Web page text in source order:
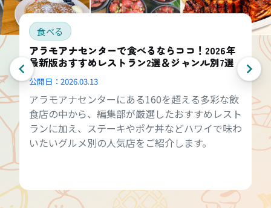
食べる
アラモアナセンターで食べるならココ！2026年
最新版おすすめレストラン2選＆ジャンル別7選
公開日： 2026.03.13
アラモアナセンターにある160を超える多彩な飲
食店の中から、編集部が厳選したおすすめレスト
ランに加え、ステーキやポケ丼などハワイで味わ
いたいグルメ別の人気店をご紹介します。